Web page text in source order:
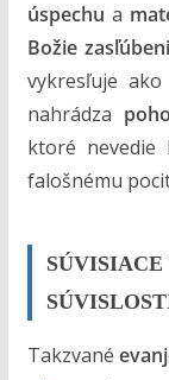
úspechu a
Božie
vykresľuje ako
nahrádza
ktoré nevedie
falošnému
Takzvané